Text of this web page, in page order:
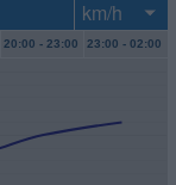
20:00 - 23:00 23:00 - 02:00